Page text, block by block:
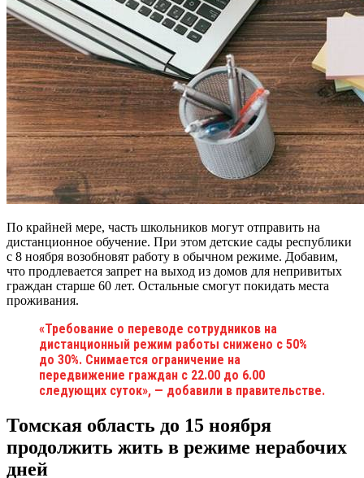
По крайней мере, часть школьников могут отправить на
дистанционное обучение. При этом детские сады республики
с 8 ноября возобновят работу в обычном режиме. Добавим,
что продлевается запрет на выход из домов для непривитых
граждан старше 60 лет. Остальные смогут покидать места
проживания.
«Требование о переводе сотрудников на
дистанционный режим работы снижено с 50%
до 30%. Снимается ограничение на
передвижение граждан с 22.00 до 6.00
следующих суток», — добавили в правительстве.
Томская область до 15 ноября
продолжить жить в режиме нерабочих
дней